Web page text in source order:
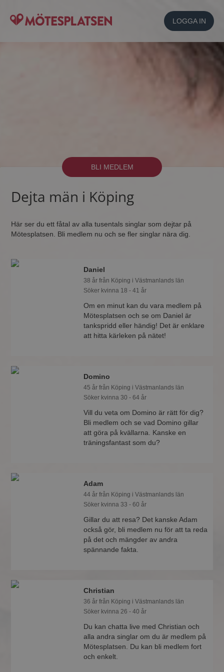
LOGGA IN
BLI MEDLEM
Dejta män i Köping
Här ser du ett fåtal av alla tusentals singlar som dejtar på
Mötesplatsen. Bli medlem nu och se fler singlar nära dig.
Daniel
38 år från Köping i Västmanlands län
Söker kvinna 18 - 41 år
Om en minut kan du vara medlem på
Mötesplatsen och se om Daniel är
tankspridd eller händig! Det är enklare
att hitta kärleken på nätet!
Domino
45 år från Köping i Västmanlands län
Söker kvinna 30 - 64 år
Vill du veta om Domino är rätt för dig?
Bli medlem och se vad Domino gillar
att göra på kvällarna. Kanske en
träningsfantast som du?
Adam
44 år från Köping i Västmanlands län
Söker kvinna 33 - 60 år
Gillar du att resa? Det kanske Adam
också gör, bli medlem nu för att ta reda
på det och mängder av andra
spännande fakta.
Christian
36 år från Köping i Västmanlands län
Söker kvinna 26 - 40 år
Du kan chatta live med Christian och
alla andra singlar om du är medlem på
Mötesplatsen. Du kan bli medlem fort
och enkelt.